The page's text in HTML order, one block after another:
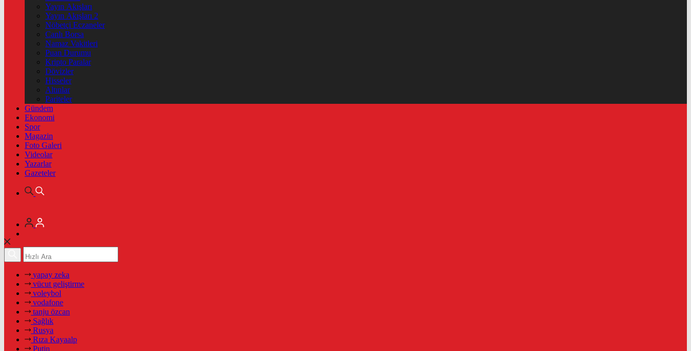
Yayın Akışları
Yayın Akışları 2
Nöbetçi Eczaneler
Canlı Borsa
Namaz Vakitleri
Puan Durumu
Kripto Paralar
Dövizler
Hisseler
Altınlar
Pariteler
Gündem
Ekonomi
Spor
Magazin
Foto Galeri
Videolar
Yazarlar
Gazeteler
yapay zeka
vücut geliştirme
voleybol
vodafone
tanju özcan
Sağlık
Rusya
Rıza Kayaalp
Putin